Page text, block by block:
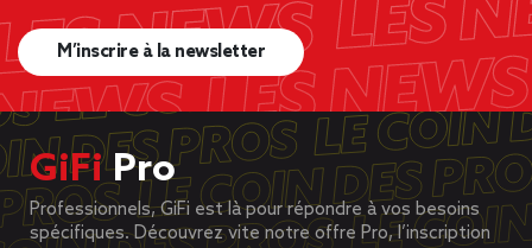
M’inscrire à la newsletter
GiFiPro
Professionnels, GiFi est là pour répondre à vos besoins
spécifiques. Découvrez vite notre offre Pro, l’inscription